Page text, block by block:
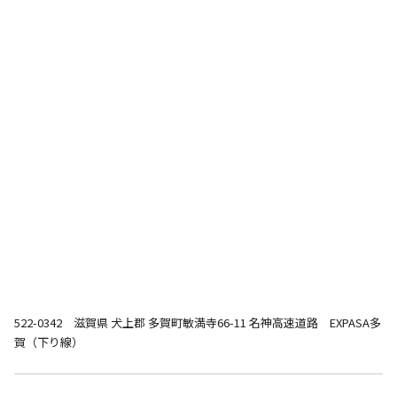
522-0342 滋賀県 犬上郡 多賀町敏満寺66-11 名神高速道路 EXPASA多
賀（下り線）